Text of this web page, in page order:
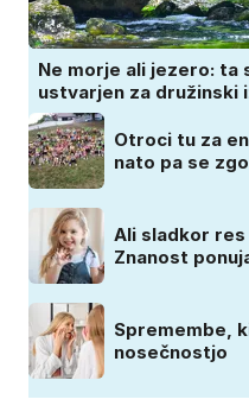
Ne morje ali jezero:
ustvarjen za družinski
Otroci tu za
nato pa se
Ali sladkor
Znanost
Spremembe,
nosečnostjo